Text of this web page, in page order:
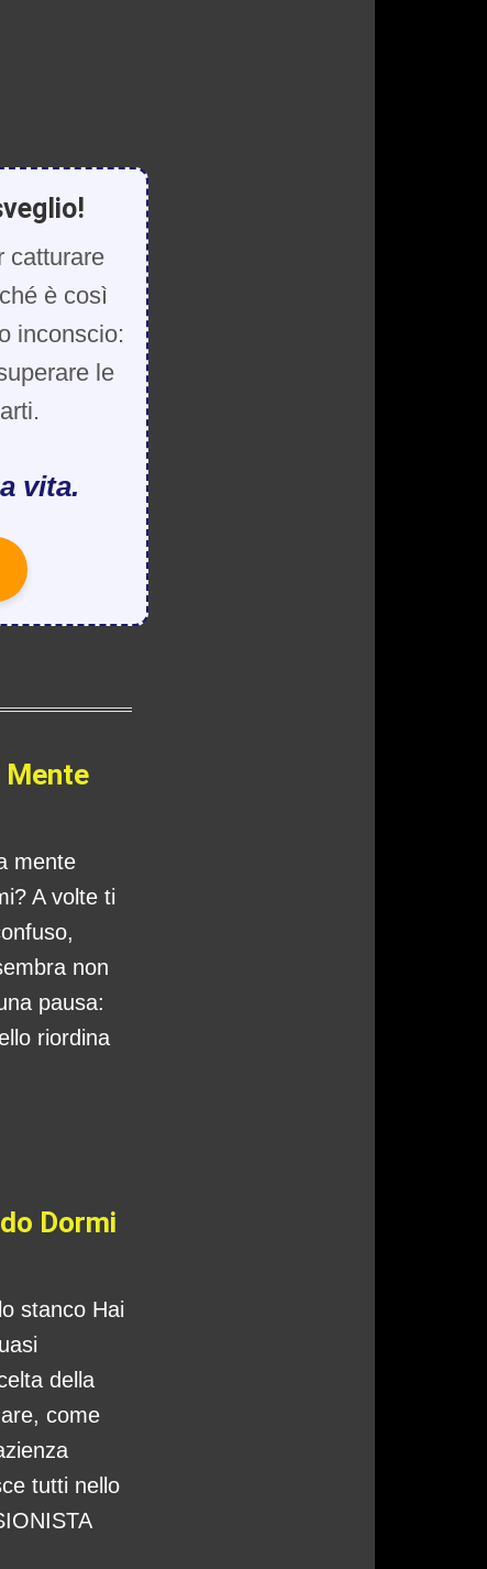
catturare
è così
inconscio:
le
vita.
Mente
mente
A volte ti
non
pausa:
riordina
Dormi
stanco Hai
della
come
tutti nello